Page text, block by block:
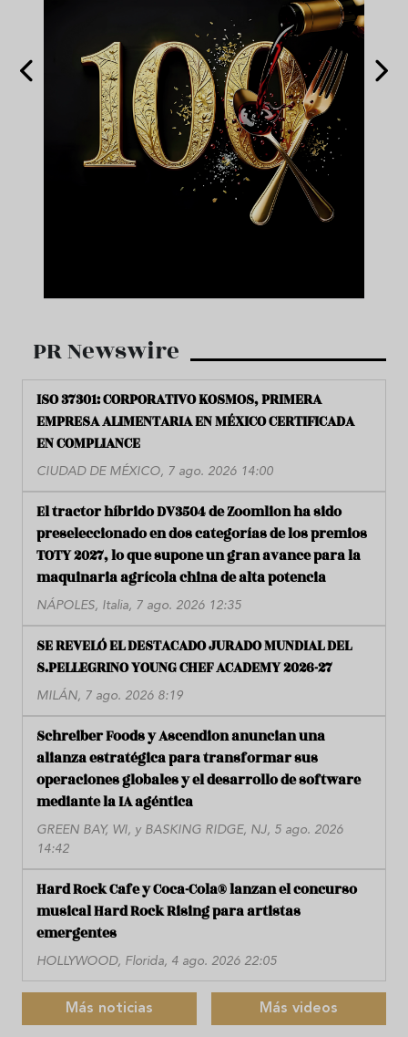
PR Newswire
ISO 37301: CORPORATIVO KOSMOS, PRIMERA
EMPRESA ALIMENTARIA EN MÉXICO CERTIFICADA
EN COMPLIANCE
CIUDAD DE MÉXICO, 7 ago. 2026 14:00
El tractor híbrido DV3504 de Zoomlion ha sido
preseleccionado en dos categorías de los premios
TOTY 2027, lo que supone un gran avance para la
maquinaria agrícola china de alta potencia
NÁPOLES, Italia, 7 ago. 2026 12:35
SE REVELÓ EL DESTACADO JURADO MUNDIAL DEL
S.PELLEGRINO YOUNG CHEF ACADEMY 2026-27
MILÁN, 7 ago. 2026 8:19
Schreiber Foods y Ascendion anuncian una
alianza estratégica para transformar sus
operaciones globales y el desarrollo de software
mediante la IA agéntica
GREEN BAY, WI, y BASKING RIDGE, NJ, 5 ago. 2026
14:42
Hard Rock Cafe y Coca-Cola® lanzan el concurso
musical Hard Rock Rising para artistas
emergentes
HOLLYWOOD, Florida, 4 ago. 2026 22:05
Más noticias Más videos